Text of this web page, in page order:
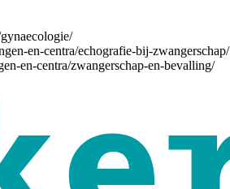
en-centra/echografie-bij-zwangerschap/
en-centra/zwangerschap-en-bevalling/